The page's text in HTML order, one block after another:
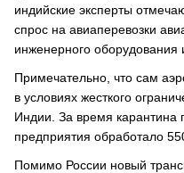
индийские эксперты
спрос на авиаперевозки
инженерного оборудования
Примечательно, что сам
в условиях жесткого
Индии. За время карантина
предприятия обработало
Помимо России новый